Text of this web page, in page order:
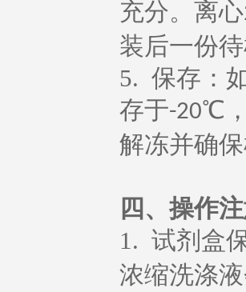
充分。离心
装后一份
5. 保存：
存于-20℃
解冻并确
四、操作
1. 试剂盒
浓缩洗涤